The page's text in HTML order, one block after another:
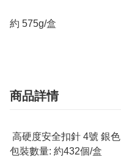
約 575g/盒
商品詳情
高硬度安全扣針 4號 銀色
包裝數量: 約432個/盒